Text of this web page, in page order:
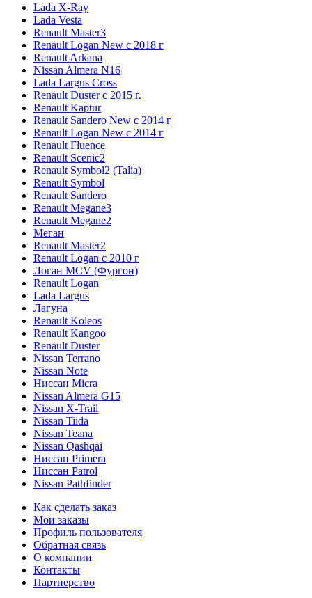
Lada X-Ray
Lada Vesta
Renault Master3
Renault Logan New с 2018 г
Renault Arkana
Nissan Almera N16
Lada Largus Cross
Renault Duster с 2015 г.
Renault Kaptur
Renault Sandero New с 2014 г
Renault Logan New с 2014 г
Renault Fluence
Renault Scenic2
Renault Symbol2 (Talia)
Renault Symbol
Renault Sandero
Renault Megane3
Renault Megane2
Меган
Renault Master2
Renault Logan c 2010 г
Логан МСV (Фургон)
Renault Logan
Lada Largus
Лагуна
Renault Koleos
Renault Kangoo
Renault Duster
Nissan Terrano
Nissan Note
Ниссан Micra
Nissan Almera G15
Nissan X-Trail
Nissan Tiida
Nissan Teana
Nissan Qashqai
Ниссан Primera
Ниссан Patrol
Nissan Pathfinder
Как сделать заказ
Мои заказы
Профиль пользователя
Обратная связь
О компании
Контакты
Партнерство